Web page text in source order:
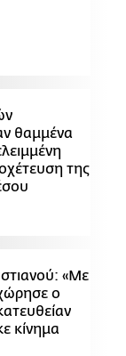
θαμμένα
της
«Με
ο
κίνημα